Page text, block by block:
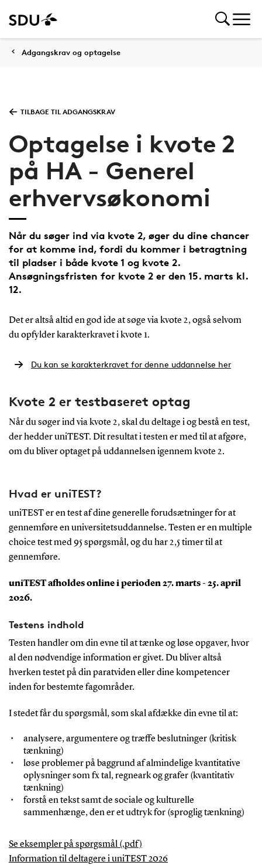
Adgangskrav og optagelse
TILBAGE TIL ADGANGSKRAV
Optagelse i kvote 2
på HA - Generel
erhvervsøkonomi
Når du søger ind via kvote 2, øger du dine chancer
for at komme ind, fordi du kommer i betragtning
til pladser i både kvote 1 og kvote 2.
Ansøgningsfristen for kvote 2 er den 15. marts kl.
12.
Det er altså altid en god ide at søge via kvote 2, også selvom
du opfylder karakterkravet i kvote 1.
Du kan se karakterkravet for denne uddannelse her
Kvote 2 er testbaseret optag
Når du søger ind via kvote 2, skal du deltage i og bestå en test,
der hedder uniTEST. Dit resultat i testen er med til at afgøre,
om du bliver optaget på uddannelsen igennem kvote 2.
Hvad er uniTEST?
uniTEST er en test af dine generelle forudsætninger for at
gennemføre en universitetsuddannelse. Testen er en multiple
choice test med 95 spørgsmål, og du har 2,5 timer til at
gennemføre.
uniTEST afholdes online i perioden 27. marts - 25. april
2026.
Testens indhold
Testen handler om din evne til at tænke og løse opgaver, hvor
al den nødvendige information er givet. Du bliver altså
hverken testet på din paratviden eller dine kompetencer
inden for bestemte fagområder.
I stedet får du spørgsmål, som skal afdække din evne til at:
analysere, argumentere og træffe beslutninger (kritisk
tænkning)
løse problemer på baggrund af almindelige kvantitative
oplysninger som fx tal, regneark og grafer (kvantitativ
tænkning)
forstå en tekst samt de sociale og kulturelle
sammenhænge, den er et udtryk for (sproglig tænkning)
Se eksempler på spørgsmål (.pdf)
Information til deltagere i uniTEST 2026